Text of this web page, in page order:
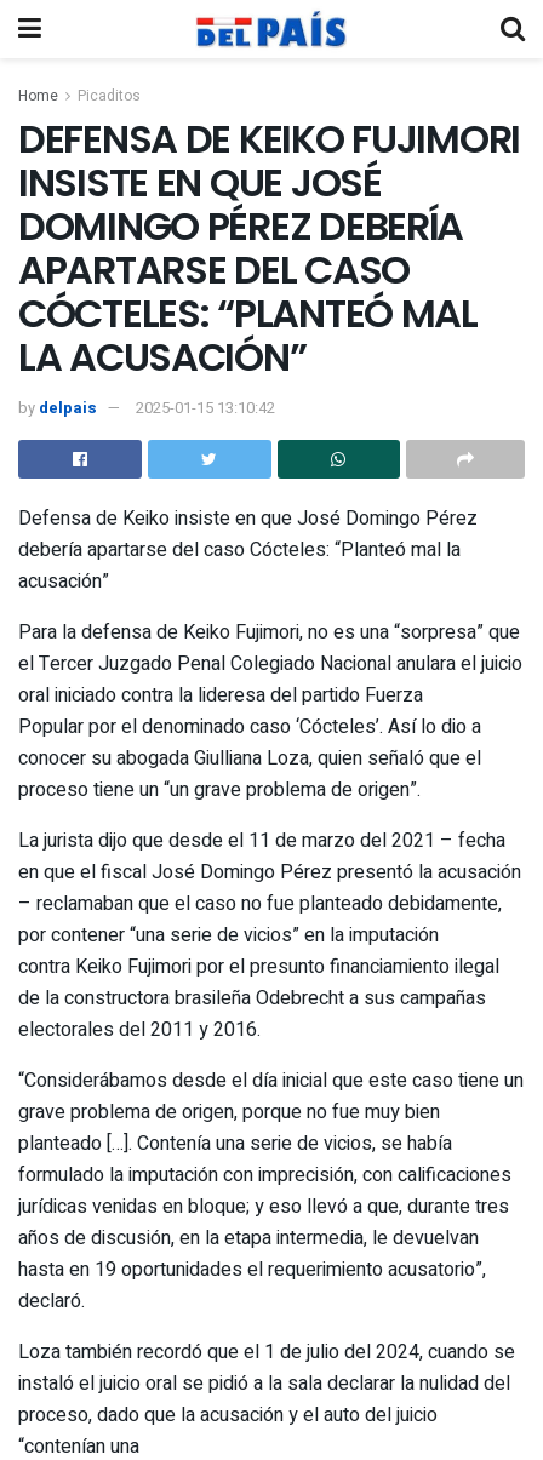
Home Picaditos
DEFENSA DE KEIKO FUJIMORI
INSISTE EN QUE JOSÉ
DOMINGO PÉREZ DEBERÍA
APARTARSE DEL CASO
CÓCTELES: “PLANTEÓ MAL
LA ACUSACIÓN”
by delpais 2025-01-15 13:10:42
Defensa de Keiko insiste en que José Domingo Pérez
debería apartarse del caso Cócteles: “Planteó mal la
acusación”
Para la defensa de Keiko Fujimori, no es una “sorpresa” que
el Tercer Juzgado Penal Colegiado Nacional anulara el juicio
oral iniciado contra la lideresa del partido Fuerza
Popular por el denominado caso ‘Cócteles’. Así lo dio a
conocer su abogada Giulliana Loza, quien señaló que el
proceso tiene un “un grave problema de origen”.
La jurista dijo que desde el 11 de marzo del 2021 – fecha
en que el fiscal José Domingo Pérez presentó la acusación
– reclamaban que el caso no fue planteado debidamente,
por contener “una serie de vicios” en la imputación
contra Keiko Fujimori por el presunto financiamiento ilegal
de la constructora brasileña Odebrecht a sus campañas
electorales del 2011 y 2016.
“Considerábamos desde el día inicial que este caso tiene un
grave problema de origen, porque no fue muy bien
planteado […]. Contenía una serie de vicios, se había
formulado la imputación con imprecisión, con calificaciones
jurídicas venidas en bloque; y eso llevó a que, durante tres
años de discusión, en la etapa intermedia, le devuelvan
hasta en 19 oportunidades el requerimiento acusatorio”,
declaró.
Loza también recordó que el 1 de julio del 2024, cuando se
instaló el juicio oral se pidió a la sala declarar la nulidad del
proceso, dado que la acusación y el auto del juicio
“contenían una